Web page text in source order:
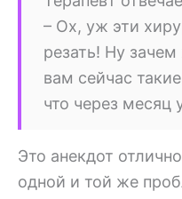
– Ох, уж эти
резать! Ну
вам сейчас
что через месяц
Это анекдот
одной и той же